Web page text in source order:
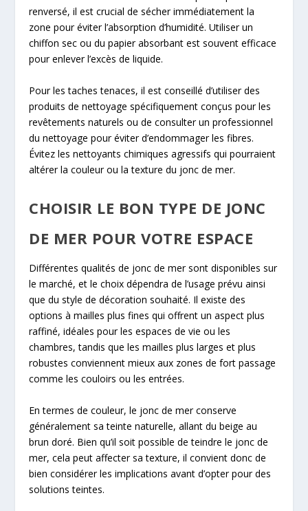
renversé, il est crucial de sécher immédiatement la
zone pour éviter l’absorption d’humidité. Utiliser un
chiffon sec ou du papier absorbant est souvent efficace
pour enlever l’excès de liquide.
Pour les taches tenaces, il est conseillé d’utiliser des
produits de nettoyage spécifiquement conçus pour les
revêtements naturels ou de consulter un professionnel
du nettoyage pour éviter d’endommager les fibres.
Évitez les nettoyants chimiques agressifs qui pourraient
altérer la couleur ou la texture du jonc de mer.
CHOISIR LE BON TYPE DE JONC
DE MER POUR VOTRE ESPACE
Différentes qualités de jonc de mer sont disponibles sur
le marché, et le choix dépendra de l’usage prévu ainsi
que du style de décoration souhaité. Il existe des
options à mailles plus fines qui offrent un aspect plus
raffiné, idéales pour les espaces de vie ou les
chambres, tandis que les mailles plus larges et plus
robustes conviennent mieux aux zones de fort passage
comme les couloirs ou les entrées.
En termes de couleur, le jonc de mer conserve
généralement sa teinte naturelle, allant du beige au
brun doré. Bien qu’il soit possible de teindre le jonc de
mer, cela peut affecter sa texture, il convient donc de
bien considérer les implications avant d’opter pour des
solutions teintes.